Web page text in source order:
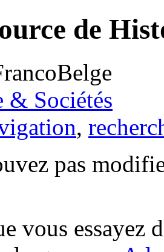
de
& Sociétés
,
pas
vous essayez